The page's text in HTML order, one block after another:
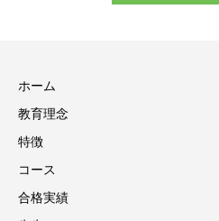
ホーム
教育理念
特徴
コース
合格実績